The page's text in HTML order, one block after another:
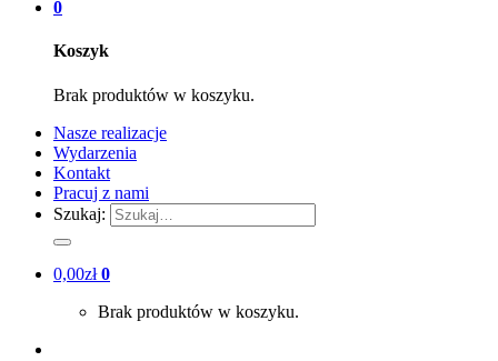
0
Koszyk
Brak produktów w koszyku.
Nasze realizacje
Wydarzenia
Kontakt
Pracuj z nami
Szukaj:
0,00zł 0
Brak produktów w koszyku.